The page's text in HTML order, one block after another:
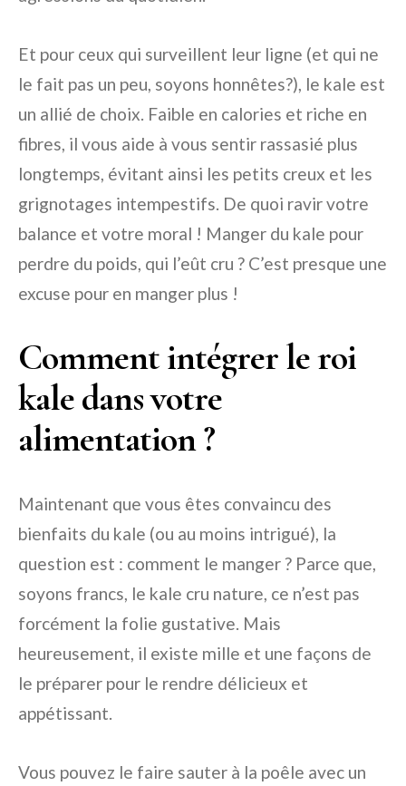
Et pour ceux qui surveillent leur ligne (et qui ne
le fait pas un peu, soyons honnêtes?), le kale est
un allié de choix. Faible en calories et riche en
fibres, il vous aide à vous sentir rassasié plus
longtemps, évitant ainsi les petits creux et les
grignotages intempestifs. De quoi ravir votre
balance et votre moral ! Manger du kale pour
perdre du poids, qui l’eût cru ? C’est presque une
excuse pour en manger plus !
Comment intégrer le roi
kale dans votre
alimentation ?
Maintenant que vous êtes convaincu des
bienfaits du kale (ou au moins intrigué), la
question est : comment le manger ? Parce que,
soyons francs, le kale cru nature, ce n’est pas
forcément la folie gustative. Mais
heureusement, il existe mille et une façons de
le préparer pour le rendre délicieux et
appétissant.
Vous pouvez le faire sauter à la poêle avec un